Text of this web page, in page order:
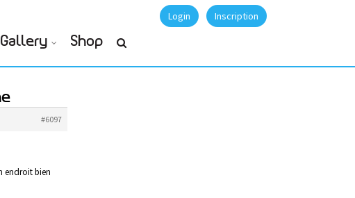
Login Inscription
Gallery Shop
#6097
endroit bien